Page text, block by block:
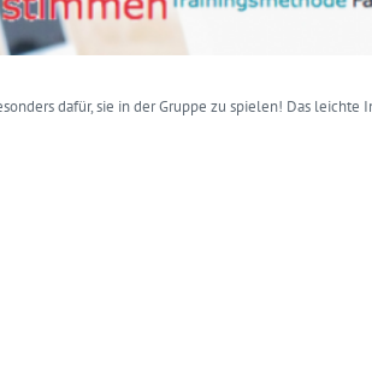
dafür, sie in der Gruppe zu spielen! Das